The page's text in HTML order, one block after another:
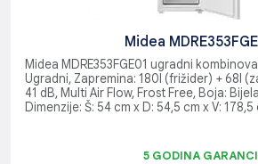
Midea
Midea MDRE353FGE01 ugradni
Ugradni, Zapremina: 180l (frižider) + 68l
41 dB, Multi Air Flow, Frost Free, Boja:
Dimenzije: Š: 54 cm x D: 54,5 cm x V:
5 GODINA